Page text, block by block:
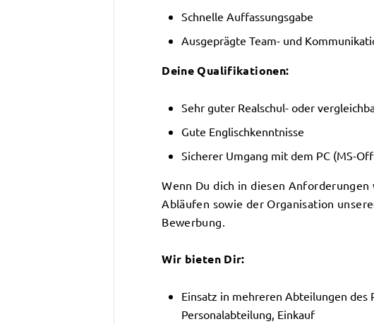
Schnelle Auffassungsgabe
Ausgeprägte Team- und
Deine Qualifikationen:
Sehr guter Realschul- oder
Gute Englischkenntnisse
Sicherer Umgang mit dem PC (MS-
Wenn Du dich in diesen
Abläufen sowie der Organisation
Bewerbung.
Wir bieten Dir:
Einsatz in mehreren Abteilungen des
Personalabteilung, Einkauf